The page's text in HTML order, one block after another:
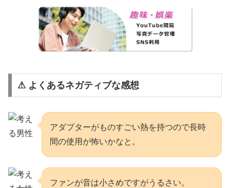
⚠ よくあるネガティブな感想
アダプターがものすごい熱を持つので長時
間の使用が怖いかなと。
ファンが音は小さめですがうるさい。